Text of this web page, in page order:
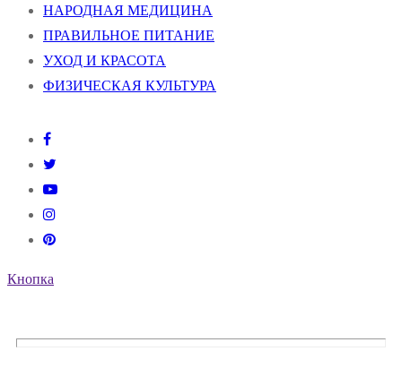
НАРОДНАЯ МЕДИЦИНА
ПРАВИЛЬНОЕ ПИТАНИЕ
УХОД И КРАСОТА
ФИЗИЧЕСКАЯ КУЛЬТУРА
Кнопка